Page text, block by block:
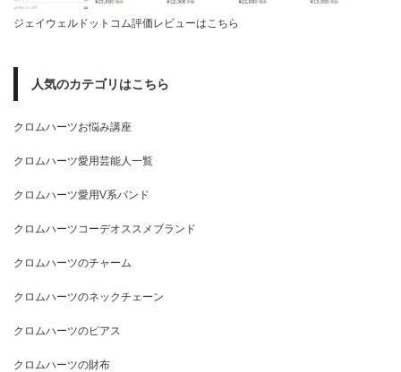
ジェイウェルドットコム評価レビューはこちら
人気のカテゴリはこちら
クロムハーツお悩み講座
クロムハーツ愛用芸能人一覧
クロムハーツ愛用V系バンド
クロムハーツコーデオススメブランド
クロムハーツのチャーム
クロムハーツのネックチェーン
クロムハーツのピアス
クロムハーツの財布